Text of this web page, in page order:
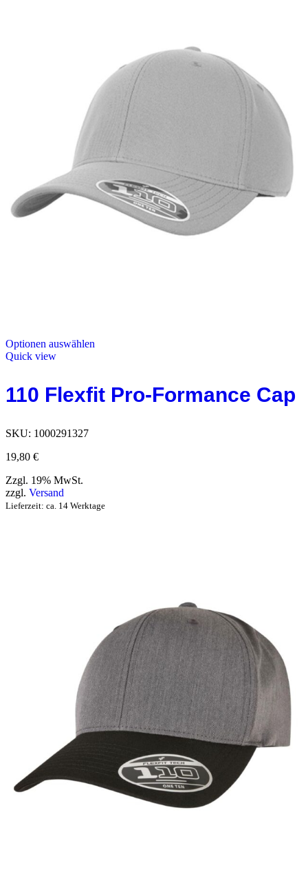
Optionen auswählen
Quick view
110 Flexfit Pro-Formance Cap
SKU: 1000291327
19,80 €
Zzgl. 19% MwSt.
zzgl. Versand
Lieferzeit: ca. 14 Werktage